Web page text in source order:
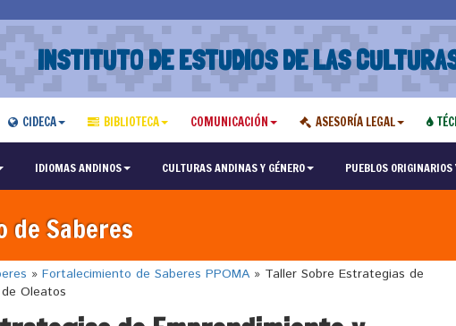
INSTITUTO DE ESTUDIOS DE LAS
CIDECA BIBLIOTECA COMUNICACIÓN ASESORÍA LEGAL
IDIOMAS ANDINOS CULTURAS ANDINAS Y GÉNERO PUEBLOS
Saberes
» Fortalecimiento de Saberes PPOMA » Taller Sobre Estrategias de
Oleatos